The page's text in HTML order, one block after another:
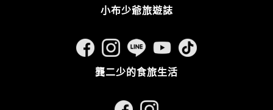
小布少爺旅遊誌
龔二少的食旅生活